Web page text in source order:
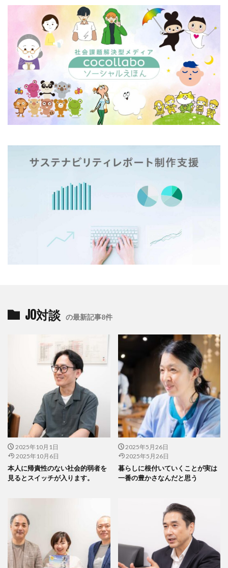
JO対談 の最新記事8件
2025年10月1日
2025年10月6日
本人に帰責性のない社会的弱者を
見るとスイッチが入ります。
2025年5月26日
2025年5月26日
暮らしに根付いていくことが実は
一番の豊かさなんだと思う
日本非営利組織評価センター 旧暦 早春
昆虫
春の選抜甲子園 晴れ
晴れの日
晴れ着
暮らしやすい社会
暴力防止
書体
曽谷朝絵展 月刊誌「PHP」
有毒
有線イヤホン
朝の光 朝日新聞
木元茂
木版画
未来の経営OS
東京オリンピック
東京建築祭
東京総合車両センター
東洋医学
松下幸之助
染料 染色
株式会社ココラボ
案内標識
桑沢デザイン研究所
桜
桜の品種改良
梅田悟司 梅雨入り
梅雨明け
業務効率化セミナー
楽器
横浜グリッツ
横浜トリエンナーレ
横浜の未来に開く100の種
横浜国立大学
横浜型地域貢献企業
横浜市会議員荻原隆宏
横浜市教育委員会小中学校企画課
横浜市立小学校
横浜市篠原西小学校
横浜市経済局
横浜市総務局地域防災課
横浜市長選挙
横浜清陵高校
横浜清陵高校野球部
横浜近代建築
機密情報
歌舞伎役者 歌麿 正倉院
武家
武家政権
歴史的建造物
母校にCAPを贈ろうプロジェクト
母校にCAPを送ろうキャンペーン
毛色
気候変動質問書
気持ちを落ち着かせる
水ローラー
水質汚濁
江戸川区 池江選手
沈黙の春
流れる雲よ横浜実行委員会
海
海洋プラスチック
海軍矯正施設
消毒液
渚のシンデレラ
減法混色
温室効果ガス
湘南国際村センター